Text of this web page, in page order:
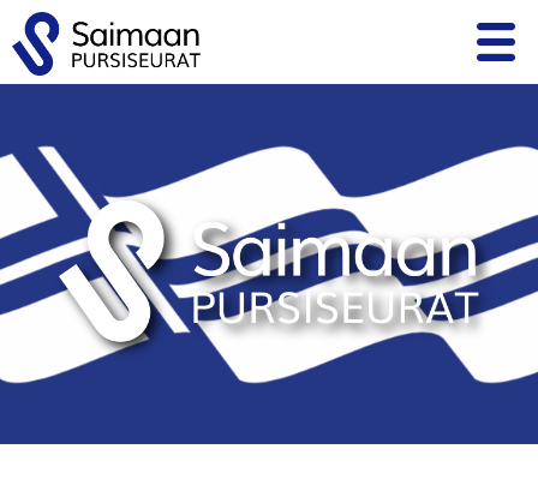
KILPAILUTOIMINTA
PURSISEURAT
MATKAVENEILY
LAPSET JA NUORET